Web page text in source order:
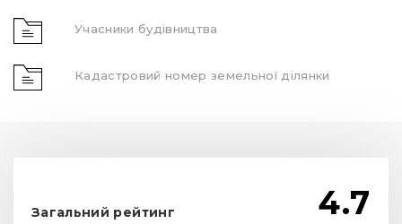
Учасники будівництва
Кадастровий номер земельної ділянки
Загальний рейтинг 4.7